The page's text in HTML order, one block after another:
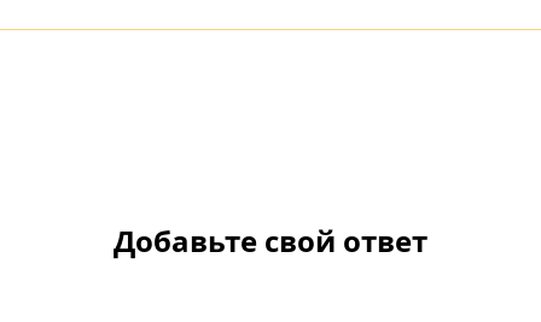
Добавьте свой ответ